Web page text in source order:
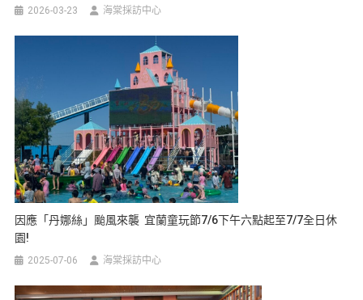
2026-03-23 海棠採訪中心
因應「丹娜絲」颱風來襲 宜蘭童玩節7/6下午六點起至7/7全日休
園!
2025-07-06 海棠採訪中心